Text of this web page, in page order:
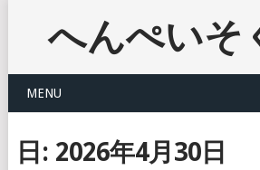
へんぺいそ
MENU
日: 2026年4月30日